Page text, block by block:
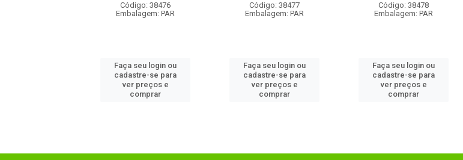
Código: 38476
Embalagem: PAR
Faça seu login ou
cadastre-se para
ver preços e
comprar
Código: 38477
Embalagem: PAR
Faça seu login ou
cadastre-se para
ver preços e
comprar
Código: 38478
Embalagem: PAR
Faça seu login ou
cadastre-se para
ver preços e
comprar